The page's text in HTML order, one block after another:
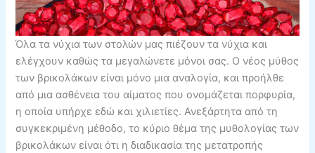
Όλα τα νύχια των στολών μας πιέζουν τα νύχια και
ελέγχουν καθώς τα μεγαλώνετε μόνοι σας. Ο νέος μύθος
των βρικολάκων είναι μόνο μια αναλογία, και προήλθε
από μια ασθένεια του αίματος που ονομάζεται πορφυρία,
η οποία υπήρχε εδώ και χιλιετίες. Ανεξάρτητα από τη
συγκεκριμένη μέθοδο, το κύριο θέμα της μυθολογίας των
βρικολάκων είναι ότι η διαδικασία της μετατροπής